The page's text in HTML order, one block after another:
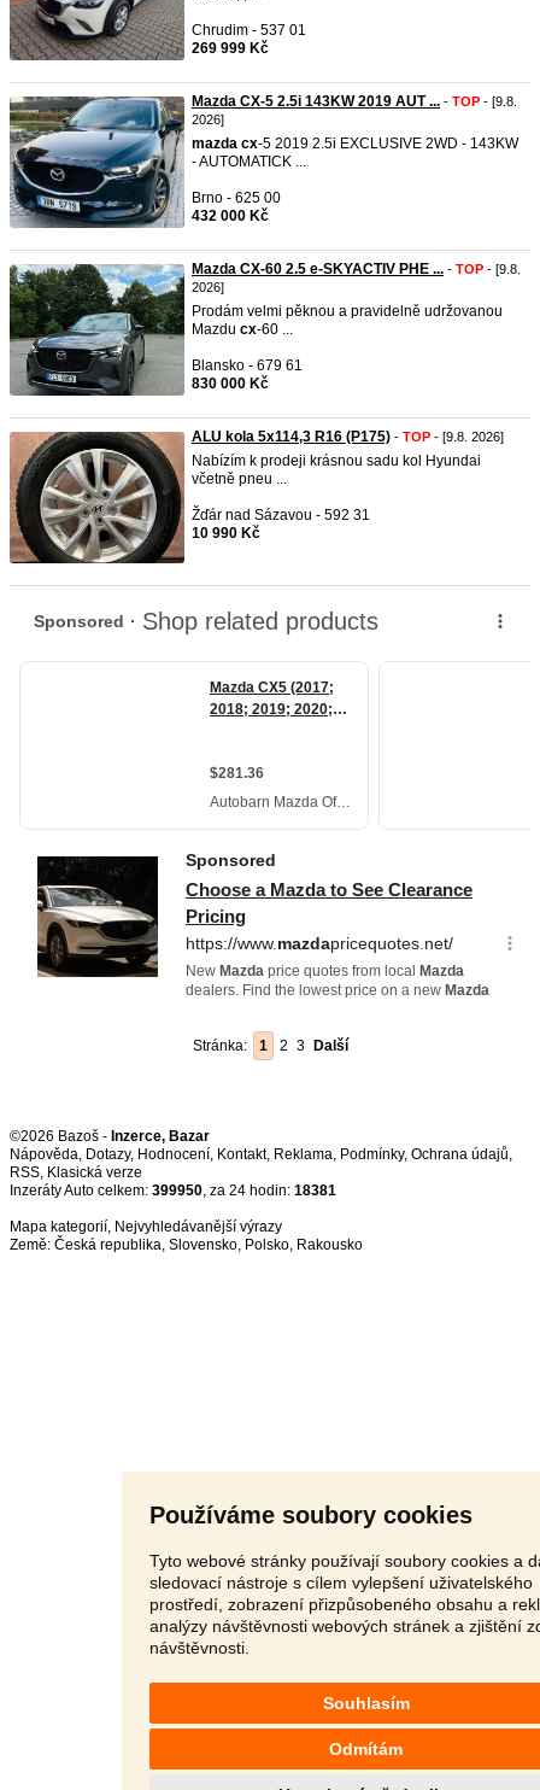
Používáme soubory cookies
Tyto webové stránky používají soubory cookies a
sledovací nástroje s cílem vylepšení uživatelského
prostředí, zobrazení přizpůsobeného obsahu a
analýzy návštěvnosti webových stránek a zjištění
návštěvnosti.
Souhlasím
Odmítám
Chrudim - 537 01
269 999 Kč
Mazda CX-5 2.5i 143KW 2019 AUT ... - TOP - [9.8.
2026]
mazda cx-5 2019 2.5i EXCLUSIVE 2WD - 143KW
- AUTOMATICK ...
Brno - 625 00
432 000 Kč
Mazda CX-60 2.5 e-SKYACTIV PHE ... - TOP - [9.8.
2026]
Prodám velmi pěknou a pravidelně udržovanou
Mazdu cx-60 ...
Blansko - 679 61
830 000 Kč
ALU kola 5x114,3 R16 (P175) - TOP - [9.8. 2026]
Nabízím k prodeji krásnou sadu kol Hyundai
včetně pneu ...
Žďár nad Sázavou - 592 31
10 990 Kč
Stránka: 1 2 3 Další
©2026 Bazoš - Inzerce, Bazar
Nápověda, Dotazy, Hodnocení, Kontakt, Reklama, Podmínky, Ochrana údajů,
RSS,
Inzeráty Auto celkem: 399950, za 24 hodin: 18381
Mapa kategorií, Nejvyhledávanější výrazy
Země: Česká republika, Slovensko, Polsko, Rakousko